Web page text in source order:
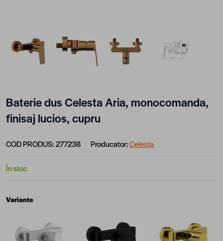
View larger image
Baterie dus Celesta Aria, monocomanda,
finisaj lucios, cupru
COD PRODUS:277238 Producator:Celesta
În stoc
Variante